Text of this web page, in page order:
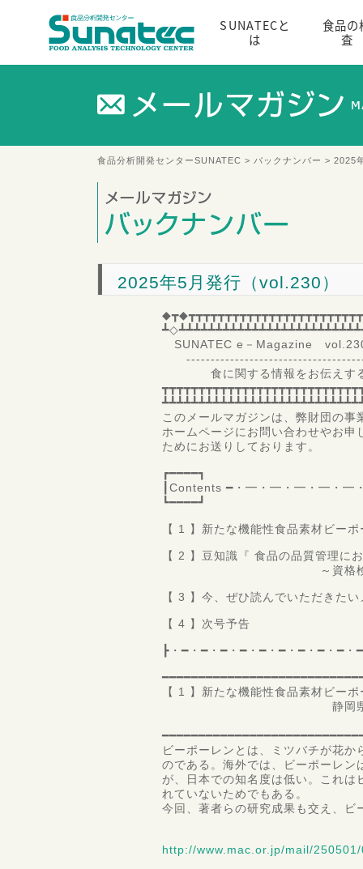
SUNATECと
は
食品の
査
食品分析開発センターSUNATEC > バックナンバー > 2025
2025年5月発行（vol.230）
SUNATEC e－Magazine
食に関する情報をお伝えする
このメールマガジンは、弊財団の
ホームページにお問い合わせやお
ためにお送りしております。
┏━━━━┓
┃Contents ━・━・━・━・━
┗━━━━┛
【 1 】新たな機能性食品素材ビー
【 2 】豆知識『 食品の品質管理に
～資格検定から見
【 3 】今、ぜひ読んでいただきた
【 4 】次号予告
┣・━・━・━・━・━・━・━・━・━
【 1 】新たな機能性食品素材ビー
静岡県立大学 食品
ビーポーレンとは、ミツバチが花
のである。海外では、ビーポーレ
が、日本での知名度は低い。これ
れていないためでもある。
今回、著者らの研究成果も交え、
http://www.mac.or.jp/mail/